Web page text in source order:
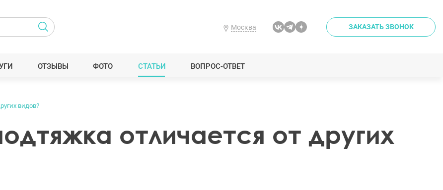
Москва ЗАКАЗАТЬ ЗВОНОК
ОТЗЫВЫ ФОТО СТАТЬИ ВОПРОС-ОТВЕТ
видов?
отличается от других